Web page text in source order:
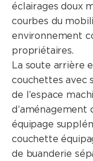
éclairages doux
courbes du
environnement
propriétaires.
La soute arrière
couchettes avec
de l’espace
d’aménagement
équipage
couchette
de buanderie